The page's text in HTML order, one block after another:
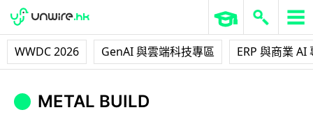
WWDC 2026 GenAI 與雲端科技專區 ERP 與商業 AI
METAL BUILD